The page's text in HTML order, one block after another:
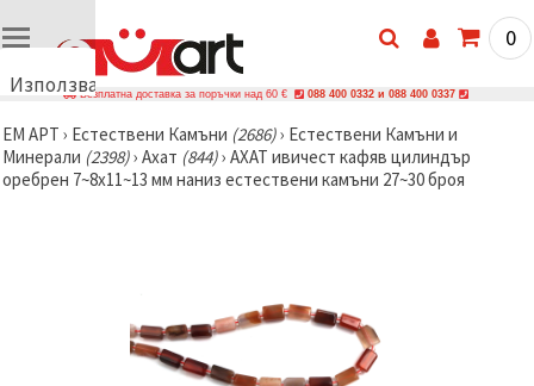
Използваме
🍪
Използваме
бисквитки
0
Безплатна доставка за поръчки над 60 € 088 400 0332 и 088 400 0337
ЕМ АРТ › Естествени Камъни (2686)› Естествени Камъни и
Минерали (2398)› Ахат (844)› АХАТ ивичест кафяв цилиндър
оребрен 7~8x11~13 мм наниз естествени камъни 27~30 броя